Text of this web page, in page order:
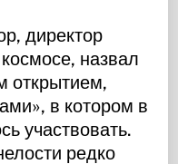
директор
назвал
открытием,
в котором в
участвовать.
редко